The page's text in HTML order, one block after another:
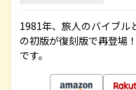
1981年、旅人のバイブル
の初版が復刻版で再登場
です。